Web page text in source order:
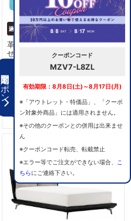
期間限定クーポン
クーポンコード
MZV7-L8ZL
有効期限：8月8日(土)～8月17日(月)
※「アウトレット・特価品」、「クーポ
ン対象外商品」には適用されません。
※その他のクーポンとの併用は出来ませ
ん
※クーポンコード転売、転載禁止
※エラー等でご注文ができない場合、
こ
ちらにご連絡下さい。
革張りヘッドボード レザーベ
ッド スノコ床板 日本製 ブラ
ック ホワイト
革の質感とファブリックの組合
せ
￥346,500